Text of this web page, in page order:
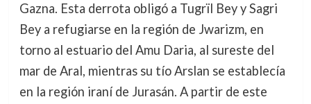
Gazna. Esta derrota obligó a Tugrïl Bey y Sagri
Bey a refugiarse en la región de Jwarizm, en
torno al estuario del Amu Daria, al sureste del
mar de Aral, mientras su tío Arslan se establecía
en la región iraní de Jurasán. A partir de este